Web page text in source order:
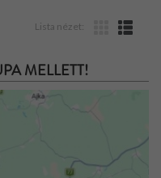
Lista nézet:
MELLETT!